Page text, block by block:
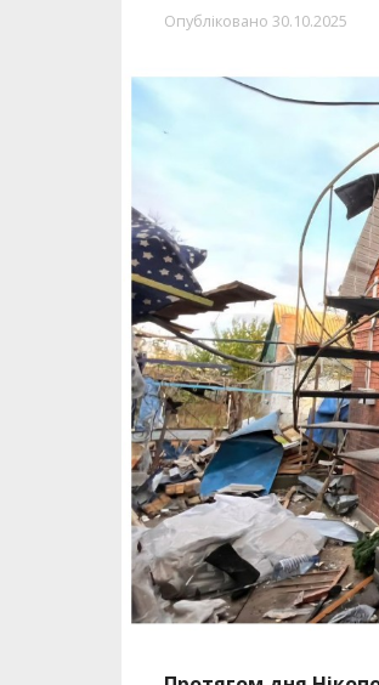
Опубліковано 30.10.2025